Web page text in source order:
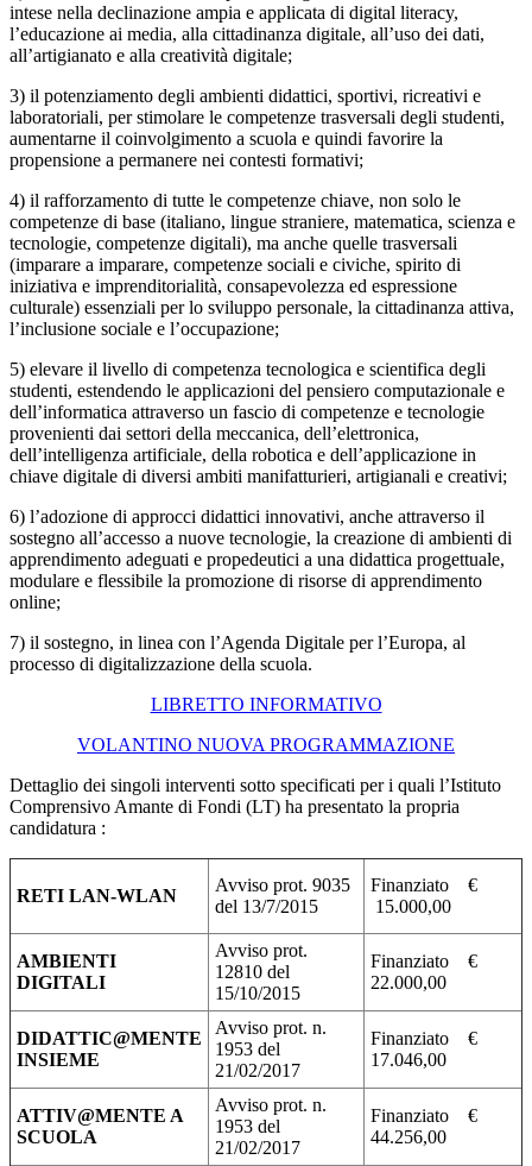
intese nella declinazione ampia e applicata di digital literacy,
l’educazione ai media, alla cittadinanza digitale, all’uso dei dati,
all’artigianato e alla creatività digitale;
3) il potenziamento degli ambienti didattici, sportivi, ricreativi e
laboratoriali, per stimolare le competenze trasversali degli studenti,
aumentarne il coinvolgimento a scuola e quindi favorire la
propensione a permanere nei contesti formativi;
4) il rafforzamento di tutte le competenze chiave, non solo le
competenze di base (italiano, lingue straniere, matematica, scienza e
tecnologie, competenze digitali), ma anche quelle trasversali
(imparare a imparare, competenze sociali e civiche, spirito di
iniziativa e imprenditorialità, consapevolezza ed espressione
culturale) essenziali per lo sviluppo personale, la cittadinanza attiva,
l’inclusione sociale e l’occupazione;
5) elevare il livello di competenza tecnologica e scientifica degli
studenti, estendendo le applicazioni del pensiero computazionale e
dell’informatica attraverso un fascio di competenze e tecnologie
provenienti dai settori della meccanica, dell’elettronica,
dell’intelligenza artificiale, della robotica e dell’applicazione in
chiave digitale di diversi ambiti manifatturieri, artigianali e creativi;
6) l’adozione di approcci didattici innovativi, anche attraverso il
sostegno all’accesso a nuove tecnologie, la creazione di ambienti di
apprendimento adeguati e propedeutici a una didattica progettuale,
modulare e flessibile la promozione di risorse di apprendimento
online;
7) il sostegno, in linea con l’Agenda Digitale per l’Europa, al
processo di digitalizzazione della scuola.
LIBRETTO INFORMATIVO
VOLANTINO NUOVA PROGRAMMAZIONE
Dettaglio dei singoli interventi sotto specificati per i quali l’Istituto
Comprensivo Amante di Fondi (LT) ha presentato la propria
candidatura :
RETI LAN-WLAN
Avviso prot. 9035
del 13/7/2015
Finanziato €
15.000,00
AMBIENTI
DIGITALI
Avviso prot.
12810 del
15/10/2015
Finanziato €
22.000,00
DIDATTIC@MENTE
INSIEME
Avviso prot. n.
1953 del
21/02/2017
Finanziato €
17.046,00
ATTIV@MENTE A
SCUOLA
Avviso prot. n.
1953 del
21/02/2017
Finanziato €
44.256,00